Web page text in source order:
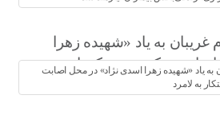
به یاد «شهیده زهرا
اصابت ترکش موشک‌های